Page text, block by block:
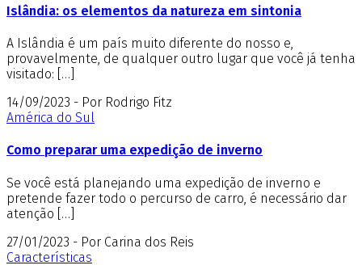
Islândia: os elementos da natureza em sintonia
A Islândia é um país muito diferente do nosso e,
provavelmente, de qualquer outro lugar que você já tenha
visitado: […]
14/09/2023 - Por Rodrigo Fitz
América do Sul
Como preparar uma expedição de inverno
Se você está planejando uma expedição de inverno e
pretende fazer todo o percurso de carro, é necessário dar
atenção […]
27/01/2023 - Por Carina dos Reis
Características